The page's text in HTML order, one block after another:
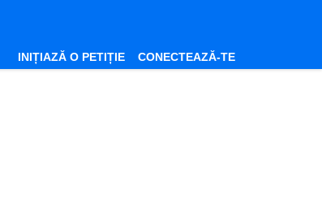
INIȚIAZĂ O PETIȚIE CONECTEAZĂ-TE